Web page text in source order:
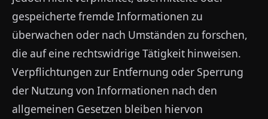
gespeicherte fremde Informationen zu
überwachen oder nach Umständen zu forschen,
die auf eine rechtswidrige Tätigkeit hinweisen.
Verpflichtungen zur Entfernung oder Sperrung
der Nutzung von Informationen nach den
allgemeinen Gesetzen bleiben hiervon